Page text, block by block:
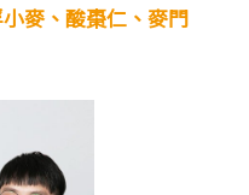
麥、酸棗仁、麥門